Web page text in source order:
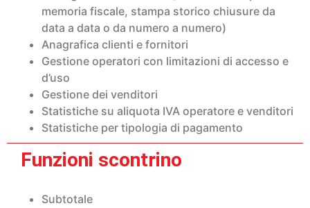
memoria fiscale, stampa storico chiusure da
data a data o da numero a numero)
Anagrafica clienti e fornitori
Gestione operatori con limitazioni di accesso e
d’uso
Gestione dei venditori
Statistiche su aliquota IVA operatore e venditori
Statistiche per tipologia di pagamento
Funzioni scontrino
Subtotale